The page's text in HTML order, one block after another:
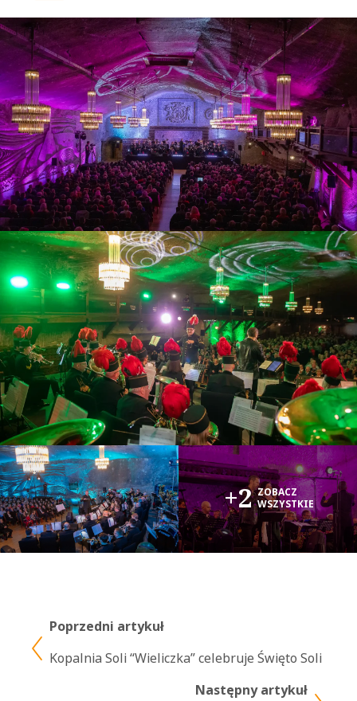
+2 ZOBACZ
WSZYSTKIE
Poprzedni artykuł
Kopalnia Soli “Wieliczka” celebruje Święto Soli
Następny artykuł